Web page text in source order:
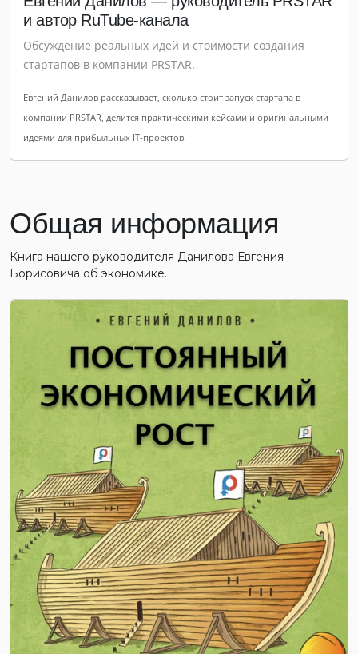
и автор RuTube-канала
Обсуждение реальных идей и стоимости создания
стартапов в компании PRSTAR.
Евгений Данилов рассказывает, сколько стоит запуск стартапа в
компании PRSTAR, делится практическими кейсами и оригинальными
идеями для прибыльных IT-проектов.
Общая информация
Книга нашего руководителя Данилова Евгения
Борисовича об экономике.